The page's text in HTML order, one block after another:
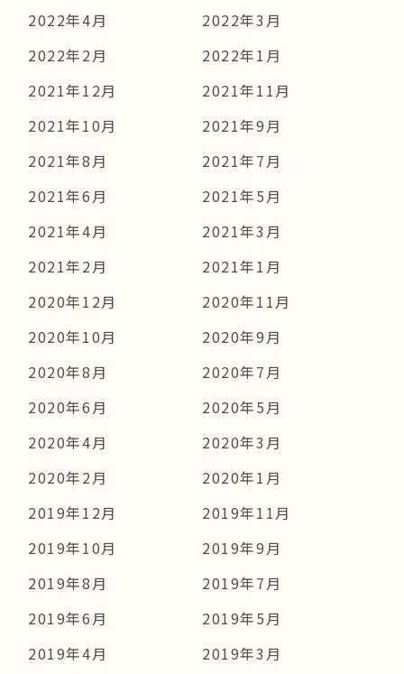
2022年4月
2022年3月
2022年2月
2022年1月
2021年12月
2021年11月
2021年10月
2021年9月
2021年8月
2021年7月
2021年6月
2021年5月
2021年4月
2021年3月
2021年2月
2021年1月
2020年12月
2020年11月
2020年10月
2020年9月
2020年8月
2020年7月
2020年6月
2020年5月
2020年4月
2020年3月
2020年2月
2020年1月
2019年12月
2019年11月
2019年10月
2019年9月
2019年8月
2019年7月
2019年6月
2019年5月
2019年4月
2019年3月